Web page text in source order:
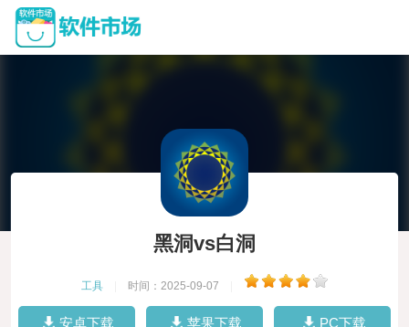
黑洞vs白洞
工具 时间：2025-09-07
安卓下载 苹果下载 PC下载